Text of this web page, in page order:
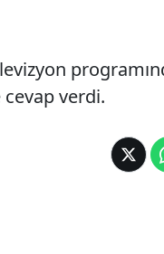
cevap verdi.